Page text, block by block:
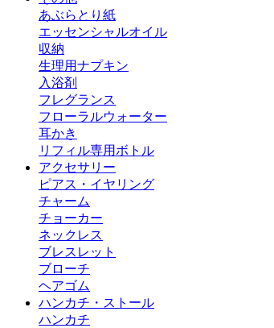
あぶらとり紙
エッセンシャルオイル
収納
生理用ナプキン
入浴剤
フレグランス
フローラルウォーター
耳かき
リフィル専用ボトル
アクセサリー
ピアス・イヤリング
チャーム
チョーカー
ネックレス
ブレスレット
ブローチ
ヘアゴム
ハンカチ・ストール
ハンカチ